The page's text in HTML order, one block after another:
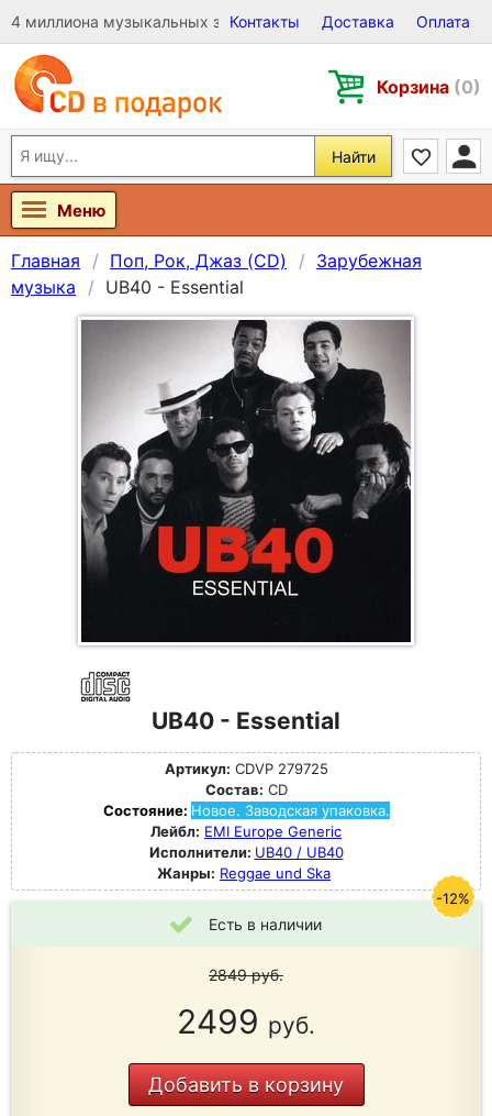
4 миллиона музыкальных записей на Виниле, CD и DVD
Контакты Доставка Оплата
Корзина (0)
Найти
Меню
Главная Поп, Рок, Джаз (CD)
Зарубежная
музыка
UB40 - Essential
UB40 - Essential
Артикул: CDVP 279725
Состав: CD
Состояние: Новое. Заводская упаковка.
Лейбл: EMI Europe Generic
Исполнители: UB40 / UB40
Жанры: Reggae und Ska
Есть в наличии
2849руб.
2499 руб.
Добавить в корзину
-12%